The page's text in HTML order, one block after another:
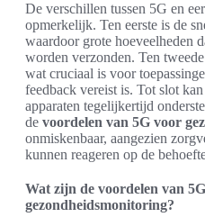
De verschillen tussen 5G en
opmerkelijk. Ten eerste is de
waardoor grote hoeveelheden
worden verzonden. Ten
wat cruciaal is voor
feedback vereist is. Tot slot
apparaten tegelijkertijd
de voordelen van 5G voor
onmiskenbaar, aangezien
kunnen reageren op de
Wat zijn de voordelen van
gezondheidsmonitoring?